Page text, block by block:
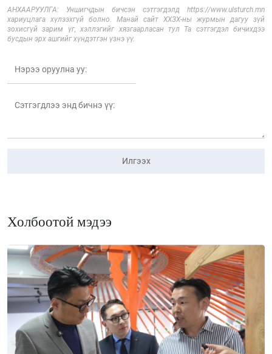
АНХААРУУЛГА: Уншигчдын бичсэн сэтгэгдэлд https://www.ulsturch.mn
хариуцлага хүлээхгүй болно. Манай сайт ХХЗХ-ны журмын дагуу зүй
зохисгүй зарим үг, хэллэгийг хязгаарласан тул Та сэтгэгдэл бичихдээ
бусдын эрх ашгийг хүндэтгэн үзнэ үү.
Илгээх
Холбоотой мэдээ